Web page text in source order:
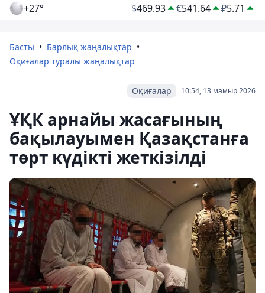
+27° $469.93 €541.64 ₽5.71
Басты
Барлық жаңалықтар
Оқиғалар туралы жаңалықтар
10:54, 13 мамыр 2026
Оқиғалар
ҰҚК арнайы жасағының
бақылауымен Қазақстанға
төрт күдікті жеткізілді